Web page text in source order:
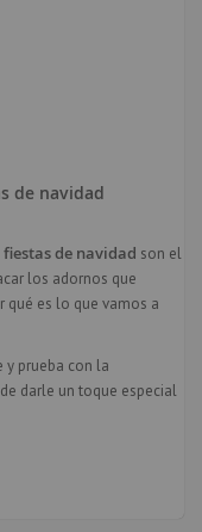
de navidad
fiestas de navidad son el
los adornos que
qué es lo que vamos a
y prueba con la
darle un toque especial